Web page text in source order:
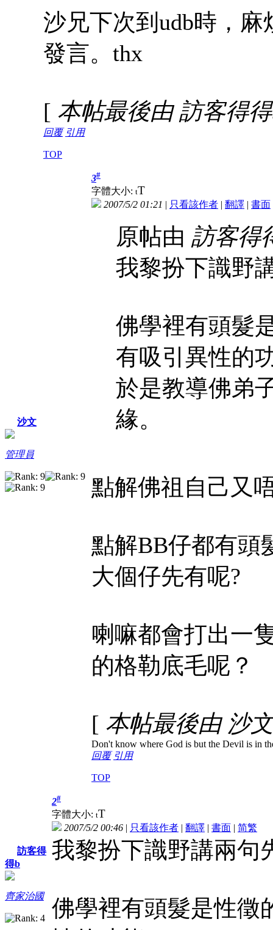
沙兄下次到udb時，
發言。thx
[ 本帖最後由 訪客得
回覆 引用
TOP
沙文
管理員
3#
字體大小: tT
2007/5/2 01:21 | 只看該作者 | 翻譯 | 書面
原帖由 訪客得
我黎扮下識野
佛學裡有頭髮
有吸引異性的
於是教導佛弟
緣。
點解佛祖自己又
點解BB仔都有頭
大個仔先有呢?
喇嘛都會打出一
的格勒底毛呢？
[ 本帖最後由 沙
Don't know where God is but the Devil is in
回覆 引用
TOP
訪客得
得b
齊家治國
2#
字體大小: tT
2007/5/2 00:46 | 只看該作者 | 翻譯 | 書面 | 简繁
我黎扮下識野講兩句
佛學裡有頭髮是性徵